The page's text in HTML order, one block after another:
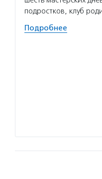
подростков, клуб
Подробнее